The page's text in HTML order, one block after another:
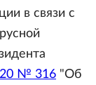
в связи с
№ 316 "Об